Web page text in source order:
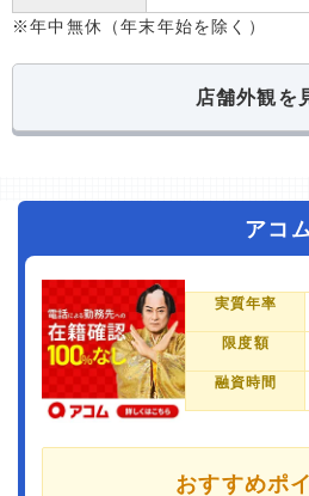
※年中無休（年末年始を除く）
店舗外観を
アコ
実質年率
限度額
融資時間
おすすめポ